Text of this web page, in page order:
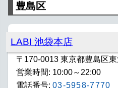
豊島区
LABI 池袋本店
〒170-0013 東京都豊島区
営業時間: 10:00～22:00
電話番号: 03-5958-7770